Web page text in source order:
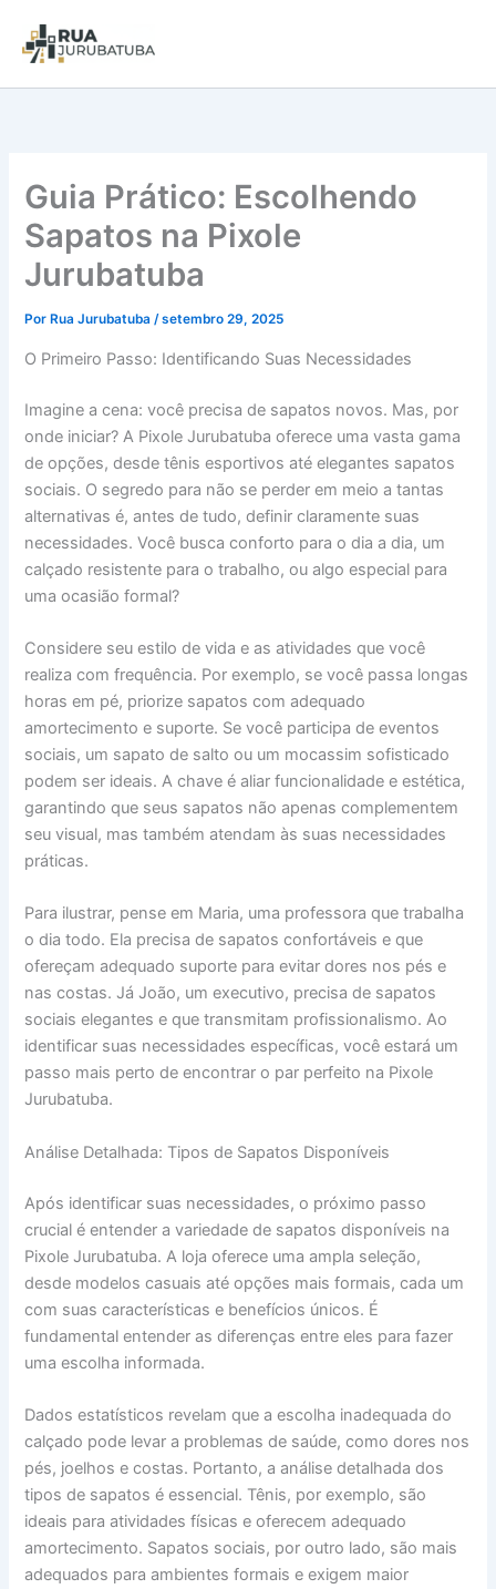
Guia Prático: Escolhendo
Sapatos na Pixole
Jurubatuba
Por Rua Jurubatuba/setembro 29, 2025
O Primeiro Passo: Identificando Suas Necessidades
Imagine a cena: você precisa de sapatos novos. Mas, por
onde iniciar? A Pixole Jurubatuba oferece uma vasta gama
de opções, desde tênis esportivos até elegantes sapatos
sociais. O segredo para não se perder em meio a tantas
alternativas é, antes de tudo, definir claramente suas
necessidades. Você busca conforto para o dia a dia, um
calçado resistente para o trabalho, ou algo especial para
uma ocasião formal?
Considere seu estilo de vida e as atividades que você
realiza com frequência. Por exemplo, se você passa longas
horas em pé, priorize sapatos com adequado
amortecimento e suporte. Se você participa de eventos
sociais, um sapato de salto ou um mocassim sofisticado
podem ser ideais. A chave é aliar funcionalidade e estética,
garantindo que seus sapatos não apenas complementem
seu visual, mas também atendam às suas necessidades
práticas.
Para ilustrar, pense em Maria, uma professora que trabalha
o dia todo. Ela precisa de sapatos confortáveis e que
ofereçam adequado suporte para evitar dores nos pés e
nas costas. Já João, um executivo, precisa de sapatos
sociais elegantes e que transmitam profissionalismo. Ao
identificar suas necessidades específicas, você estará um
passo mais perto de encontrar o par perfeito na Pixole
Jurubatuba.
Análise Detalhada: Tipos de Sapatos Disponíveis
Após identificar suas necessidades, o próximo passo
crucial é entender a variedade de sapatos disponíveis na
Pixole Jurubatuba. A loja oferece uma ampla seleção,
desde modelos casuais até opções mais formais, cada um
com suas características e benefícios únicos. É
fundamental entender as diferenças entre eles para fazer
uma escolha informada.
Dados estatísticos revelam que a escolha inadequada do
calçado pode levar a problemas de saúde, como dores nos
pés, joelhos e costas. Portanto, a análise detalhada dos
tipos de sapatos é essencial. Tênis, por exemplo, são
ideais para atividades físicas e oferecem adequado
amortecimento. Sapatos sociais, por outro lado, são mais
adequados para ambientes formais e exigem maior